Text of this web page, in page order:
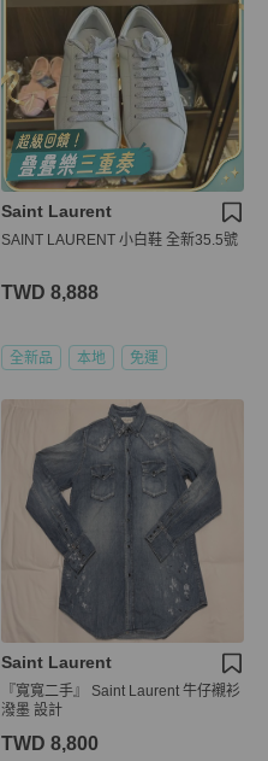
Saint Laurent
SAINT LAURENT 小白鞋 全新35.5號
TWD 8,888
全新品 本地 免運
Saint Laurent
『寬寬二手』 Saint Laurent 牛仔襯衫
潑墨 設計
TWD 8,800